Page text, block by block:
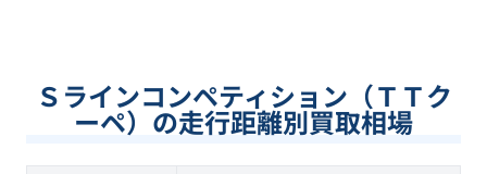
Ｓラインコンペティション（ＴＴク
ーペ）の走行距離別買取相場